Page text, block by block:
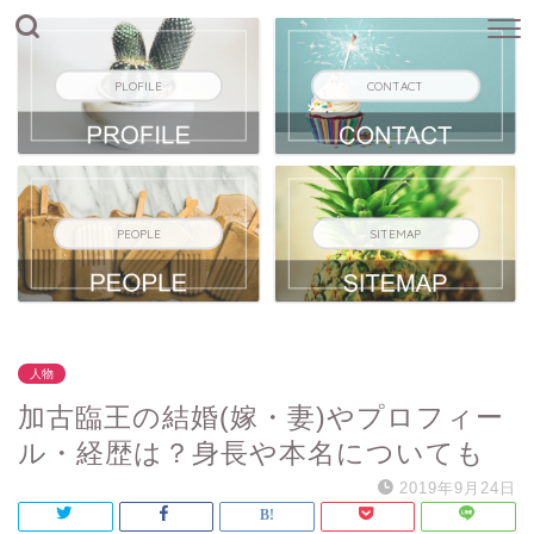
PLOFILE CONTACT
PEOPLE SITEMAP
人物
加古臨王の結婚(嫁・妻)やプロフィー
ル・経歴は？身長や本名についても
2019年9月24日